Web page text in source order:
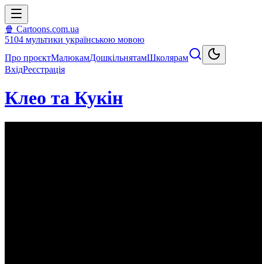
🍿 Cartoons.com.ua
5104 мультики українською мовою
Про проєктМалюкамДошкільнятамШколярам
ВхідРеєстрація
Клео та Кукін